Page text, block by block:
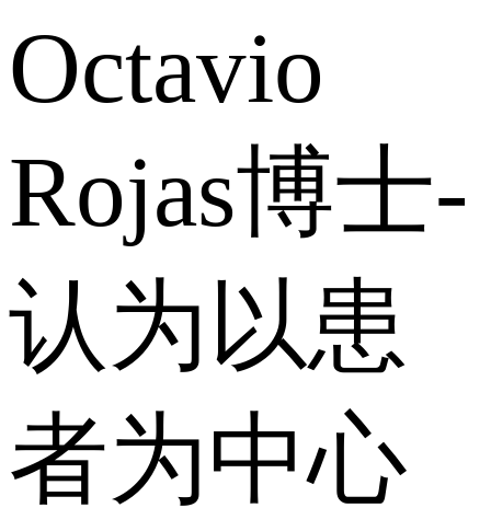
Octavio
Rojas博士-
认为以患
者为中心